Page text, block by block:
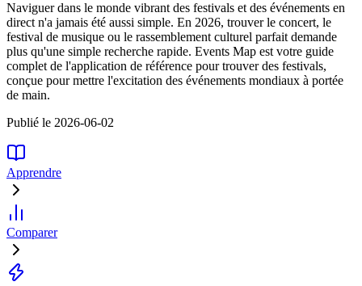
Naviguer dans le monde vibrant des festivals et des événements en
direct n'a jamais été aussi simple. En 2026, trouver le concert, le
festival de musique ou le rassemblement culturel parfait demande
plus qu'une simple recherche rapide. Events Map est votre guide
complet de l'application de référence pour trouver des festivals,
conçue pour mettre l'excitation des événements mondiaux à portée
de main.
Publié le 2026-06-02
Apprendre
Comparer